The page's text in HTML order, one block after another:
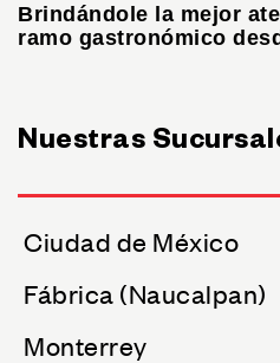
Brindándole la mejor
ramo gastronómico
Nuestras
Ciudad de México
Fábrica (Naucalpan)
Monterrey